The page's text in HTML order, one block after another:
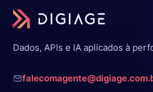
Dados, APIs e IA aplicados à